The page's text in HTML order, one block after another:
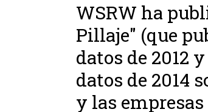
WSRW ha
Pillaje" (que
datos de 2012
datos de 2014
y las